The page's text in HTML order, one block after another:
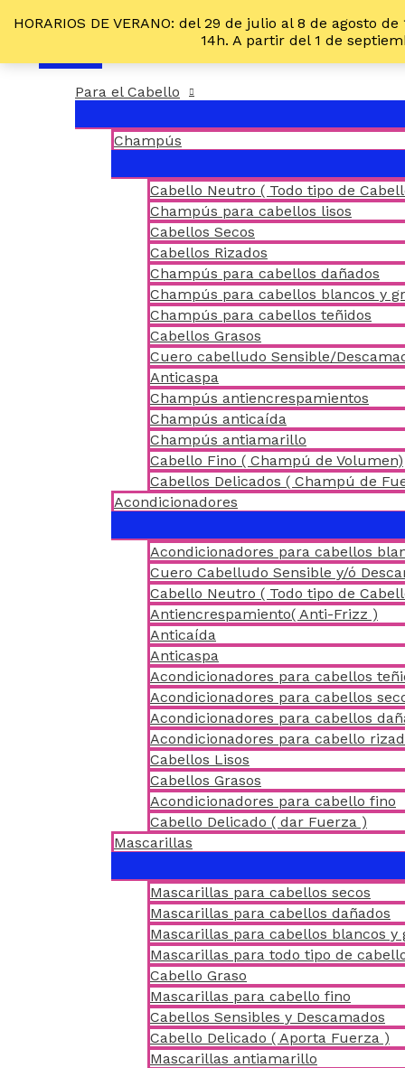
HORARIOS DE VERANO: del 29 de julio al 8 de agosto
14h. A partir del 1 de
Ir
al
PRINCIPAL
Para el Cabello
Champús
Cabello Neutro ( Todo tipo de
Champús para cabellos lisos
Cabellos Secos
Cabellos Rizados
Champús para cabellos dañados
Champús para cabellos blancos y
Champús para cabellos teñidos
Cabellos Grasos
Cuero cabelludo Sensible/
Anticaspa
Champús antiencrespamientos
Champús anticaída
Champús antiamarillo
Cabello Fino ( Champú de Volumen)
Cabellos Delicados ( Champú de
Acondicionadores
Acondicionadores para cabellos
Cuero Cabelludo Sensible y/ó
Cabello Neutro ( Todo tipo de
Antiencrespamiento( Anti-Frizz )
Anticaída
Anticaspa
Acondicionadores para cabellos
Acondicionadores para cabellos
Acondicionadores para cabellos
Acondicionadores para cabello
Cabellos Lisos
Cabellos Grasos
Acondicionadores para cabello fino
Cabello Delicado ( dar Fuerza )
Mascarillas
Mascarillas para cabellos secos
Mascarillas para cabellos dañados
Mascarillas para cabellos blancos y
Mascarillas para todo tipo de
Cabello Graso
Mascarillas para cabello fino
Cabellos Sensibles y Descamados
Cabello Delicado ( Aporta Fuerza )
Mascarillas antiamarillo